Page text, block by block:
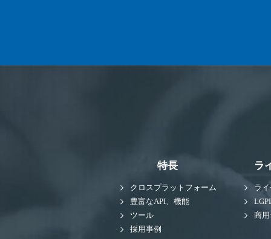
特長
クロスプラットフォーム
豊富なAPI、機能
ツール
採用事例
ラ
ラ
商